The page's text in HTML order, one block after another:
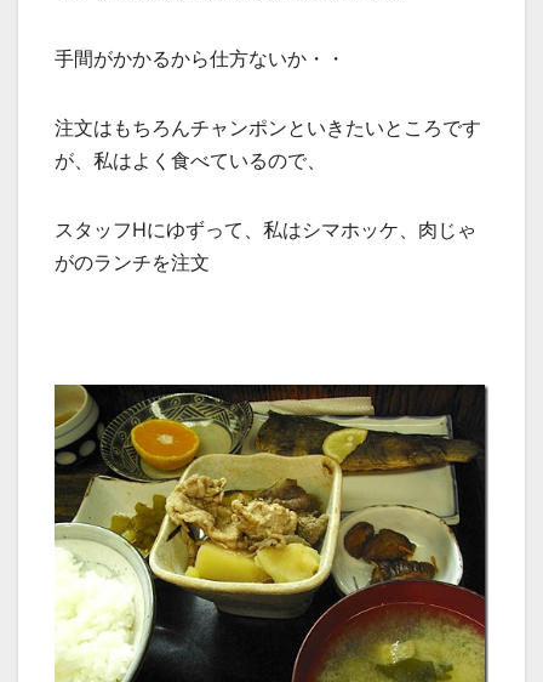
手間がかかるから仕方ないか・・
注文はもちろんチャンポンといきたいところです
が、私はよく食べているので、
スタッフHにゆずって、私はシマホッケ、肉じゃ
がのランチを注文